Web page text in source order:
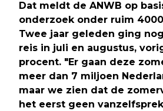
Dat meldt de ANWB op
onderzoek onder ruim
Twee jaar geleden ging
reis in juli en augustus,
procent. "Er gaan deze
meer dan 7 miljoen
maar we zien dat de
het eerst geen